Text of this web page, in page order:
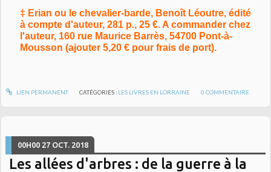
‡ Erian ou le chevalier-barde, Benoît Léoutre, édité
à compte d'auteur, 281 p., 25 €. A commander chez
l'auteur, 160 rue Maurice Barrès, 54700 Pont-à-
Mousson (ajouter 5,20 € pour frais de port).
LIEN PERMANENT CATÉGORIES : LES LIVRES EN LORRAINE 0 COMMENTAIRE
00H00 27 OCT. 2018
Les allées d'arbres : de la guerre à la